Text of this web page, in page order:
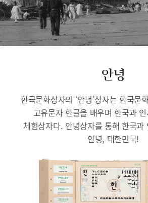
안녕
한국문화상자의 ‘안녕’상자는 한국문
고유문자 한글을 배우며 한국과
체험상자다. 안녕상자를 통해 한국과
안녕, 대한민국!